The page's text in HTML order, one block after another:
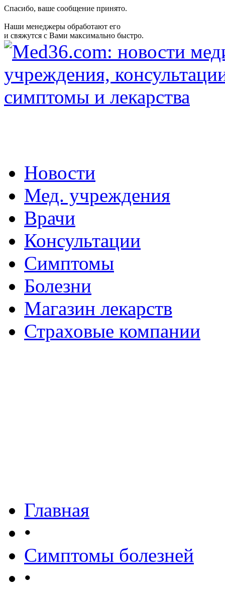
Спасибо, ваше сообщение принято.
Наши менеджеры обработают его
и свяжутся с Вами максимально быстро.
Новости
Мед. учреждения
Врачи
Консультации
Симптомы
Болезни
Магазин лекарств
Страховые компании
Главная
•
Симптомы болезней
•